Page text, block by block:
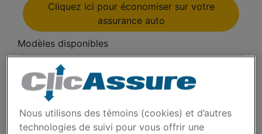
Cliquez ici pour économiser sur votre
assurance auto
Modèles disponibles
Année
Nous utilisons des témoins (cookies) et d’autres
technologies de suivi pour vous offrir une